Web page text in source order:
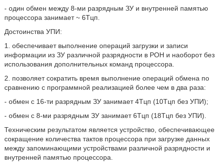
- один обмен между 8-ми разрядным ЗУ и внутренней памятью
процессора занимает ~ 6Тцп.
Достоинства УПИ:
1. обеспечивает выполнение операций загрузки и записи
информации из ЗУ различной разрядности в РОН и наоборот без
использования дополнительных команд процессора.
2. позволяет сократить время выполнение операций обмена по
сравнению с программной реализацией более чем в два раза:
- обмен с 16-ти разрядным ЗУ занимает 4Тцп (10Тцп без УПИ);
- обмен с 8-ми разрядным ЗУ занимает 6Тцп (18Тцп без УПИ).
Техническим результатом является устройство, обеспечивающее
сокращение количества тактов процессора при загрузке данных
между запоминающими устройствами различной разрядности и
внутренней памятью процессора.